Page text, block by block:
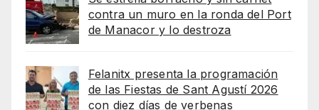
contra un muro en la ronda del Port
de Manacor y lo destroza
Felanitx presenta la programación
de las Fiestas de Sant Agustí 2026
con diez días de verbenas